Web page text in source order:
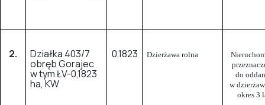
2. Działka 403/7
obręb Gorajec
w tym ŁV-0,1823
ha, KW
0,1823 Dzierżawa rolna
do
w
okres 3